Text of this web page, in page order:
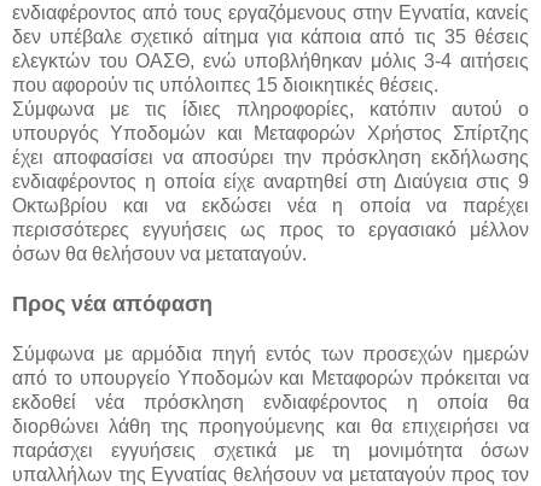
ενδιαφέροντος από τους εργαζόμενους στην Εγνατία, κανείς
δεν υπέβαλε σχετικό αίτημα για κάποια από τις 35 θέσεις
ελεγκτών του ΟΑΣΘ, ενώ υποβλήθηκαν μόλις 3-4 αιτήσεις
που αφορούν τις υπόλοιπες 15 διοικητικές θέσεις.
Σύμφωνα με τις ίδιες πληροφορίες, κατόπιν αυτού ο
υπουργός Υποδομών και Μεταφορών Χρήστος Σπίρτζης
έχει αποφασίσει να αποσύρει την πρόσκληση εκδήλωσης
ενδιαφέροντος η οποία είχε αναρτηθεί στη Διαύγεια στις 9
Οκτωβρίου και να εκδώσει νέα η οποία να παρέχει
περισσότερες εγγυήσεις ως προς το εργασιακό μέλλον
όσων θα θελήσουν να μεταταγούν.
Προς νέα απόφαση
Σύμφωνα με αρμόδια πηγή εντός των προσεχών ημερών
από το υπουργείο Υποδομών και Μεταφορών πρόκειται να
εκδοθεί νέα πρόσκληση ενδιαφέροντος η οποία θα
διορθώνει λάθη της προηγούμενης και θα επιχειρήσει να
παράσχει εγγυήσεις σχετικά με τη μονιμότητα όσων
υπαλλήλων της Εγνατίας θελήσουν να μεταταγούν προς τον